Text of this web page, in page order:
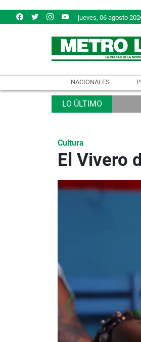
jueves, 06 agosto
NACIONALES
Cultura
El Vivero